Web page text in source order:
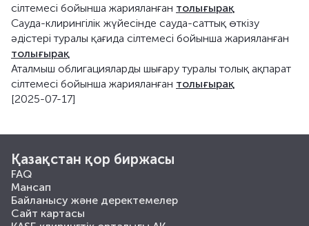
сілтемесі бойынша жарияланған толығырақ
Сауда-клирингілік жүйесінде сауда-саттық өткізу
әдістері туралы қағида сілтемесі бойынша жарияланған
толығырақ
Аталмыш облигацияларды шығару туралы толық ақпарат
сілтемесі бойынша жарияланған толығырақ
[2025-07-17]
Қазақстан қор биржасы
FAQ
Мансап
Байланысу және деректемелер
Сайт картасы